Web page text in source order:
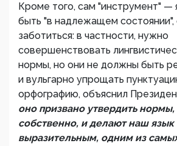
Кроме того, сам "инструмент"
быть "в надлежащем
заботиться: в частности, нужно
совершенствовать
нормы, но они не должны быть
и вульгарно упрощать
орфографию, объяснил
оно призвано утвердить
собственно, и делают наш
выразительным, одним из